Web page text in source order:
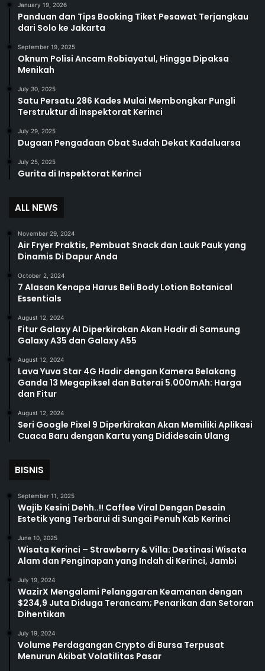
January 19, 2026
Panduan dan Tips Booking Tiket Pesawat Terjangkau
dari Solo ke Jakarta
September 19, 2025
Oknum Polisi Ancam Robiayatul, Hingga Dipaksa
Menikah
July 30, 2025
Satu Persatu 286 Kades Mulai Membongkar Pungli
Terstruktur di Inspektorat Kerinci
July 29, 2025
Dugaan Pengadaan Obat Sudah Dekat Kadaluarsa
July 25, 2025
Gurita di Inspektorat Kerinci
ALL NEWS
November 29, 2024
Air Fryer Praktis, Pembuat Snack dan Lauk Pauk yang
Dinamis Di Dapur Anda
October 2, 2024
7 Alasan Kenapa Harus Beli Body Lotion Botanical
Essentials
August 12, 2024
Fitur Galaxy AI Diperkirakan Akan Hadir di Samsung
Galaxy A35 dan Galaxy A55
August 12, 2024
Lava Yuva Star 4G Hadir dengan Kamera Belakang
Ganda 13 Megapiksel dan Baterai 5.000mAh: Harga
dan Fitur
August 12, 2024
Seri Google Pixel 9 Diperkirakan Akan Memiliki Aplikasi
Cuaca Baru dengan Kartu yang Dididesain Ulang
BISNIS
September 11, 2025
Wajib Kesini Dehh..!! Caffee Viral Dengan Desain
Estetik yang Terbarui di Sungai Penuh Kab Kerinci
June 10, 2025
Wisata Kerinci – Strawberry & Villa: Destinasi Wisata
Alam dan Penginapan yang Indah di Kerinci, Jambi
July 19, 2024
WazirX Mengalami Pelanggaran Keamanan dengan
$234,9 Juta Diduga Terancam; Penarikan dan Setoran
Dihentikan
July 19, 2024
Volume Perdagangan Crypto di Bursa Terpusat
Menurun Akibat Volatilitas Pasar